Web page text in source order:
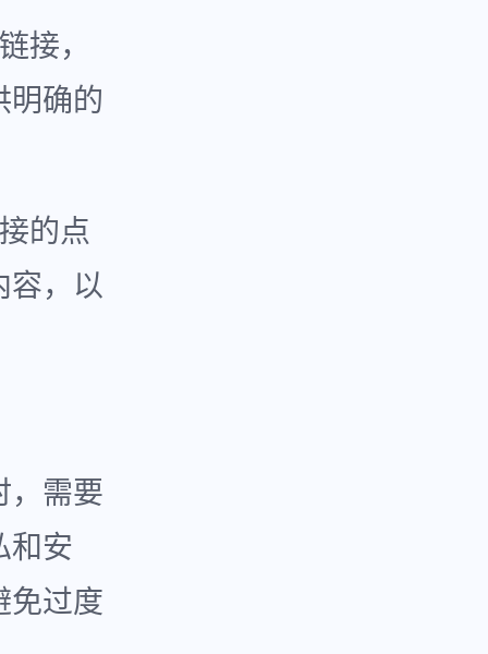
接，
明确的
的点
容，以
，需要
和安
免过度